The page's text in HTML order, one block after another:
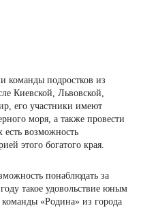
команды подростков из
Киевской, Львовской,
его участники имеют
моря, а также провести
возможность
этого богатого края.
понаблюдать за
такое удовольствие юным
«Родина» из города